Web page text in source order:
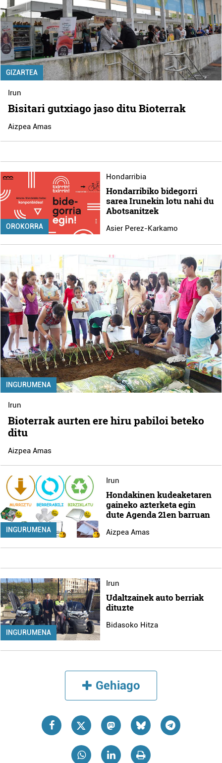
GIZARTEA
Irun
Bisitari gutxiago jaso ditu Bioterrak
Aizpea Amas
OROKORRA
Hondarribia
Hondarribiko bidegorri
sarea Irunekin lotu nahi du
Abotsanitzek
Asier Perez-Karkamo
INGURUMENA
Irun
Bioterrak aurten ere hiru pabiloi beteko
ditu
Aizpea Amas
INGURUMENA
Irun
Hondakinen kudeaketaren
gaineko azterketa egin
dute Agenda 21en barruan
Aizpea Amas
INGURUMENA
Irun
Udaltzainek auto berriak
dituzte
Bidasoko Hitza
Gehiago